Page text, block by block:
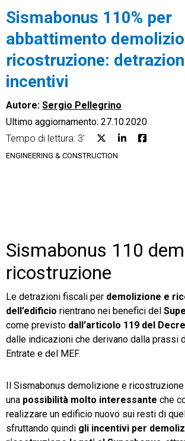
CRM
Ecommerce
Email Marketing
Trust Services
TeamSystem Corporate
TeamSystem Store
Sismabonus 110% per
abbattimento
ricostruzione:
incentivi
Autore: Sergio Pellegrino
Ultimo aggiornamento: 27.10.2020
Tempo di lettura: 3'
ENGINEERING & CONSTRUCTION
Sismabonus 110
ricostruzione
Le detrazioni fiscali per demolizione e
dell’edificio rientrano nei benefici del
come previsto dall’articolo 119 del
dalle indicazioni che derivano dalla prassi
Entrate e del MEF.
Il Sismabonus demolizione e
una possibilità molto interessante che
realizzare un edificio nuovo sui resti di
sfruttando quindi gli incentivi per